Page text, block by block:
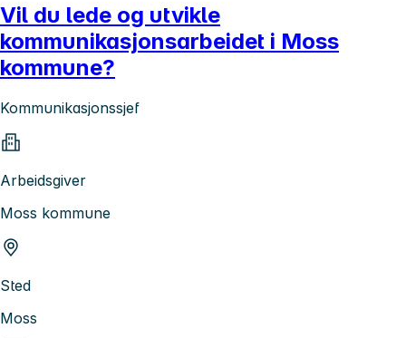
Vil du lede og utvikle
kommunikasjonsarbeidet i Moss
kommune?
Kommunikasjonssjef
Arbeidsgiver
Moss kommune
Sted
Moss